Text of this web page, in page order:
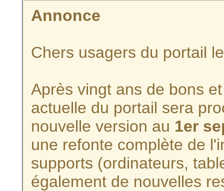
Annonce
Chers usagers du portail
Après vingt ans de bons
actuelle du portail sera
nouvelle version au 1er
une refonte complète de
supports (ordinateurs,
également de nouvelles